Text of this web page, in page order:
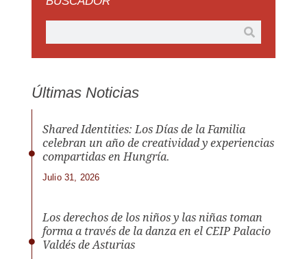
Últimas Noticias
Shared Identities: Los Días de la Familia
celebran un año de creatividad y experiencias
compartidas en Hungría.
Julio 31, 2026
Los derechos de los niños y las niñas toman
forma a través de la danza en el CEIP Palacio
Valdés de Asturias